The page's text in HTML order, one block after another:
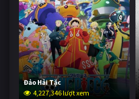
Đảo Hải Tặc
4,227,346 lượt xem